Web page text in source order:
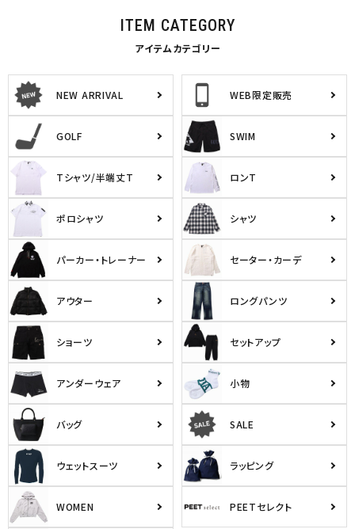
サイズ
XL
XXXL
34inc
36inc
38inc
40inc
KIDS
カラー
絞り込んで検索する
ITEM CATEGORY
アイテムカテゴリー
NEW ARRIVAL WEB限定販売
GOLF SWIM
Tシャツ/半端丈T ロンT
ポロシャツ シャツ
パーカー・トレーナー セーター・カーデ
アウター ロングパンツ
ショーツ セットアップ
アンダーウェア 小物
バッグ SALE
ウェットスーツ ラッピング
WOMEN PEETセレクト